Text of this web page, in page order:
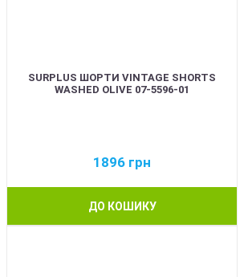
SURPLUS ШОРТИ VINTAGE SHORTS
WASHED OLIVE 07-5596-01
1896 грн
ДО КОШИКУ